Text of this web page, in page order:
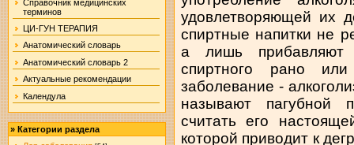
Справочник медицинских
терминов
ЦИ-ГУН ТЕРАПИЯ
Анатомический словарь
Анатомический словарь 2
Актуальные рекомендации
Календула
» Категории раздела
удовлетворяющей их
спиртные напитки не
а лишь прибавляют
спиртного рано
заболевание -
называют пагубной
считать его
которой приводит к